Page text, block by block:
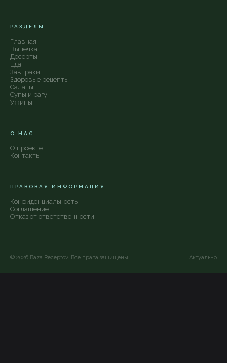
РАЗДЕЛЫ
Главная
Выпечка
Десерты
Еда
Завтраки
Здоровые рецепты
Салаты
Супы и рагу
Ужины
О НАС
О проекте
Контакты
ПРАВОВАЯ ИНФОРМАЦИЯ
Конфиденциальность
Соглашение
Отказ от ответственности
© 2026 Baza Receptov. Все права защищены. Актуально